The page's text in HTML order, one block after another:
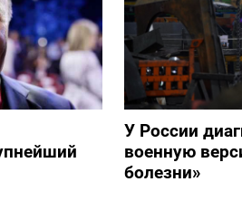
У России
военную
болезни»